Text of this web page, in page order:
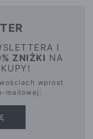
I
ZNIŻKI NA
wprost
mailowej: